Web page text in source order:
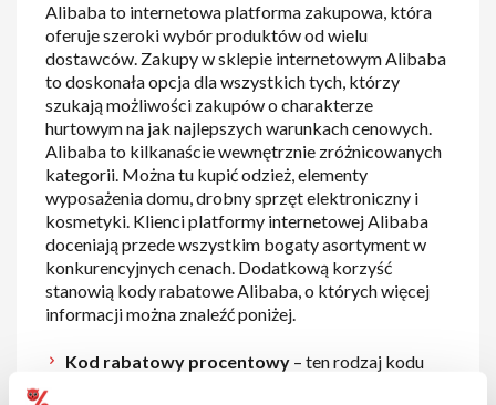
Alibaba to internetowa platforma zakupowa, która
oferuje szeroki wybór produktów od wielu
dostawców. Zakupy w sklepie internetowym Alibaba
to doskonała opcja dla wszystkich tych, którzy
szukają możliwości zakupów o charakterze
hurtowym na jak najlepszych warunkach cenowych.
Alibaba to kilkanaście wewnętrznie zróżnicowanych
kategorii. Można tu kupić odzież, elementy
wyposażenia domu, drobny sprzęt elektroniczny i
kosmetyki. Klienci platformy internetowej Alibaba
doceniają przede wszystkim bogaty asortyment w
konkurencyjnych cenach. Dodatkową korzyść
stanowią kody rabatowe Alibaba, o których więcej
informacji można znaleźć poniżej.
Kod rabatowy procentowy– ten rodzaj kodu